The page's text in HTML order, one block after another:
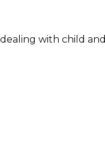
with child and